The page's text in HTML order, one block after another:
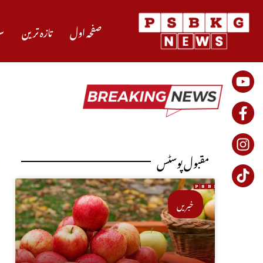
تازہ ترین صفحہ اول
مقبول پوسٹس
خبریں